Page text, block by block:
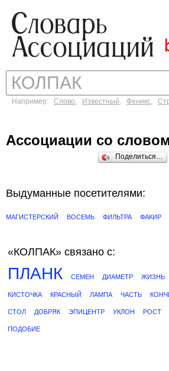
Например: Слово, Известный, Феникс,
Ассоциации со
Поделиться…
Выдуманные посетителями:
МАГИСТЕРСКИЙ ВОСЕМЬ ФИЛЬТРА ФАКИР
«КОЛПАК» связано с:
ПЛАНК СЕМЕН ДИАМЕТР ЖИЗНЬ
КИСТОЧКА КРАСНЫЙ ЛАМПА ЧАСТЬ
СТОЛ ДОБРЯК ЭПИЦЕНТР УКЛОН РОСТ
ПОДОБИЕ